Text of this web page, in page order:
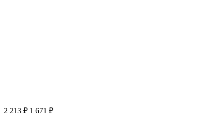
2 213 ₽ 1 671 ₽